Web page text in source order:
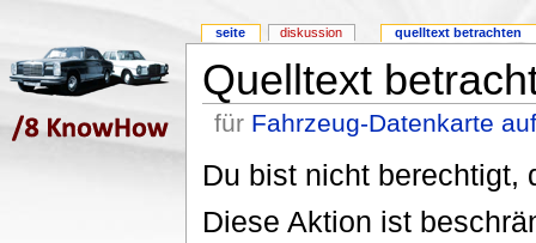
Quelltext
für Fahrzeug-Datenkarte
Du bist nicht berechtigt,
Diese Aktion ist
seite diskussion quelltext betrachten